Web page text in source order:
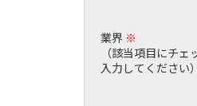
業界 ※
（該当項目にチ
入力してください）